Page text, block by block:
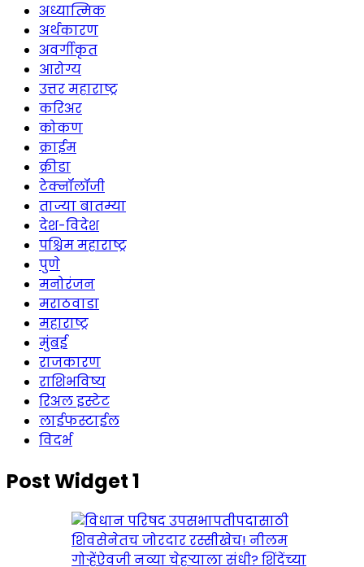
अध्यात्मिक
अर्थकारण
अवर्गीकृत
आरोग्य
उत्तर महाराष्ट्र
करिअर
कोकण
क्राईम
क्रीडा
टेक्नॉलॉजी
ताज्या बातम्या
देश-विदेश
पश्चिम महाराष्ट्र
पुणे
मनोरंजन
मराठवाडा
महाराष्ट्र
मुंबई
राजकारण
राशिभविष्य
रिअल इस्टेट
लाईफस्टाईल
विदर्भ
Post Widget 1